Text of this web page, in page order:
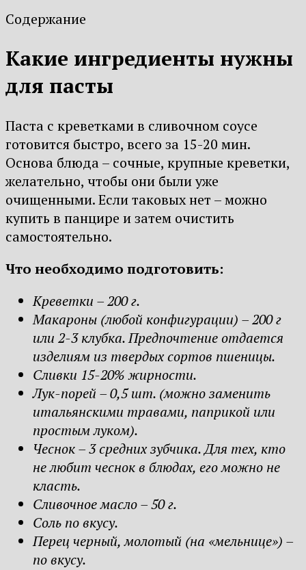
Содержание
Какие ингредиенты нужны
для пасты
Паста с креветками в сливочном соусе
готовится быстро, всего за 15-20 мин.
Основа блюда – сочные, крупные креветки,
желательно, чтобы они были уже
очищенными. Если таковых нет – можно
купить в панцире и затем очистить
самостоятельно.
Что необходимо подготовить:
Креветки – 200 г.
Макароны (любой конфигурации) – 200 г
или 2-3 клубка. Предпочтение отдается
изделиям из твердых сортов пшеницы.
Сливки 15-20% жирности.
Лук-порей – 0,5 шт. (можно заменить
итальянскими травами, паприкой или
простым луком).
Чеснок – 3 средних зубчика. Для тех, кто
не любит чеснок в блюдах, его можно не
класть.
Сливочное масло – 50 г.
Соль по вкусу.
Перец черный, молотый (на «мельнице») –
по вкусу.